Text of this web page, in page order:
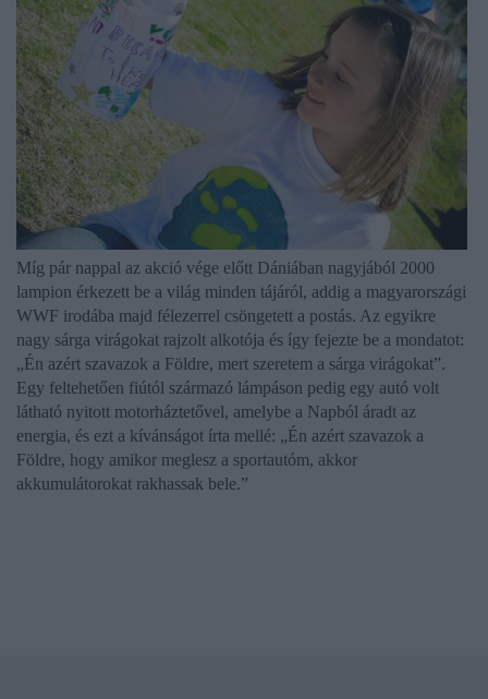
Míg pár nappal az akció vége előtt Dániában nagyjából 2000
lampion érkezett be a világ minden tájáról, addig a magyarországi
WWF irodába majd félezerrel csöngetett a postás. Az egyikre
nagy sárga virágokat rajzolt alkotója és így fejezte be a mondatot:
„Én azért szavazok a Földre, mert szeretem a sárga virágokat”.
Egy feltehetően fiútól származó lámpáson pedig egy autó volt
látható nyitott motorháztetővel, amelybe a Napból áradt az
energia, és ezt a kívánságot írta mellé: „Én azért szavazok a
Földre, hogy amikor meglesz a sportautóm, akkor
akkumulátorokat rakhassak bele.”